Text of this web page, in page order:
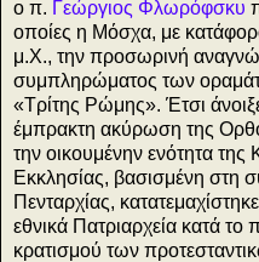
ο π. Γεώργιος Φλωρόφσκυ
οποίες η Μόσχα, με
μ.Χ., την προσωρινή
συμπληρώματος των
«Τρίτης Ρώμης». Έτσι
έμπρακτη ακύρωση της
την οικουμένην ενότητα
Εκκλησίας, βασισμένη στη
Πενταρχίας,
εθνικά Πατριαρχεία κατά το
κρατισμού των